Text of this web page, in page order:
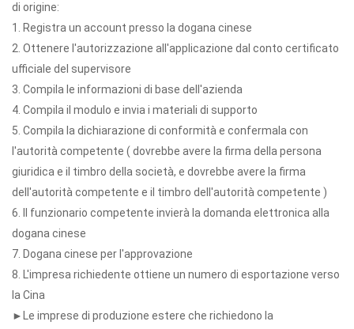
di origine:
1. Registra un account presso la dogana cinese
2. Ottenere l'autorizzazione all'applicazione dal conto certificato
ufficiale del supervisore
3. Compila le informazioni di base dell'azienda
4. Compila il modulo e invia i materiali di supporto
5. Compila la dichiarazione di conformità e confermala con
l'autorità competente ( dovrebbe avere la firma della persona
giuridica e il timbro della società, e dovrebbe avere la firma
dell'autorità competente e il timbro dell'autorità competente )
6. Il funzionario competente invierà la domanda elettronica alla
dogana cinese
7. Dogana cinese per l'approvazione
8. L'impresa richiedente ottiene un numero di esportazione verso
la Cina
►Le imprese di produzione estere che richiedono la